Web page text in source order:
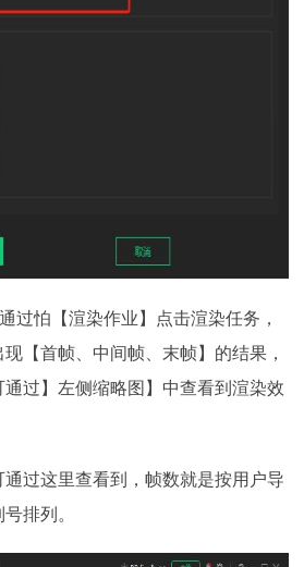
过怕【渲染作业】点击渲染任务，
【首帧、中间帧、末帧】的结果，
过】左侧缩略图】中查看到渲染效
过这里查看到，帧数就是按用户导
排列。